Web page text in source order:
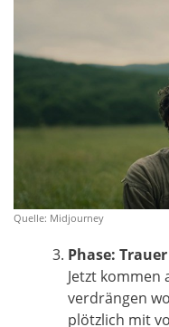
Quelle: Midjourney
Phase: Trauer
Jetzt kommen
verdrängen
plötzlich mit